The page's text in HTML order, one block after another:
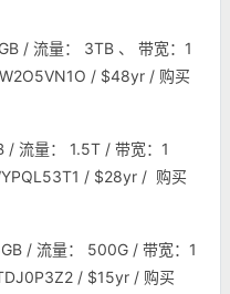
/ 流量： 3TB 、 带宽：1
/ $48yr / 购买
/ 流量： 1.5T / 带宽：1
/ $28yr / 购买
/ 流量： 500G / 带宽：1
/ $15yr / 购买